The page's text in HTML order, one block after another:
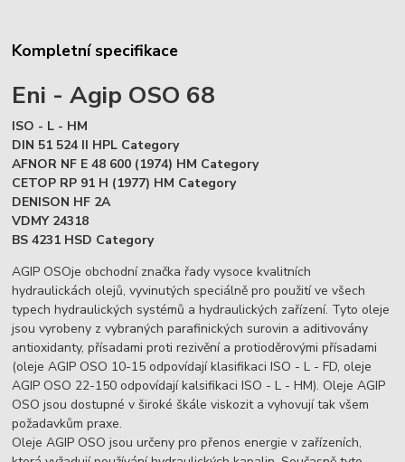
Kompletní specifikace
Eni - Agip OSO 68
ISO - L - HM
DIN 51 524 II HPL Category
AFNOR NF E 48 600 (1974) HM Category
CETOP RP 91 H (1977) HM Category
DENISON HF 2A
VDMY 24318
BS 4231 HSD Category
AGIP OSOje obchodní značka řady vysoce kvalitních
hydraulickách olejů, vyvinutých speciálně pro použití ve všech
typech hydraulických systémů a hydraulických zařízení. Tyto oleje
jsou vyrobeny z vybraných parafinických surovin a aditivovány
antioxidanty, přísadami proti rezivění a protioděrovými přísadami
(oleje AGIP OSO 10-15 odpovídají klasifikaci ISO - L - FD, oleje
AGIP OSO 22-150 odpovídají kalsifikaci ISO - L - HM). Oleje AGIP
OSO jsou dostupné v široké škále viskozit a vyhovují tak všem
požadavkům praxe.
Oleje AGIP OSO jsou určeny pro přenos energie v zařízeních,